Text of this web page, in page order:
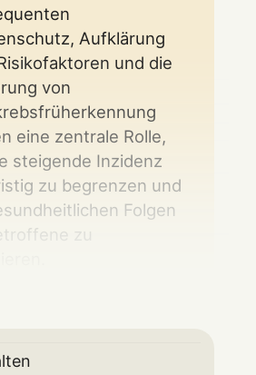
Aufklärung
und die
von
eine zentrale Rolle,
steigende Inzidenz
zu begrenzen und
Folgen
zu